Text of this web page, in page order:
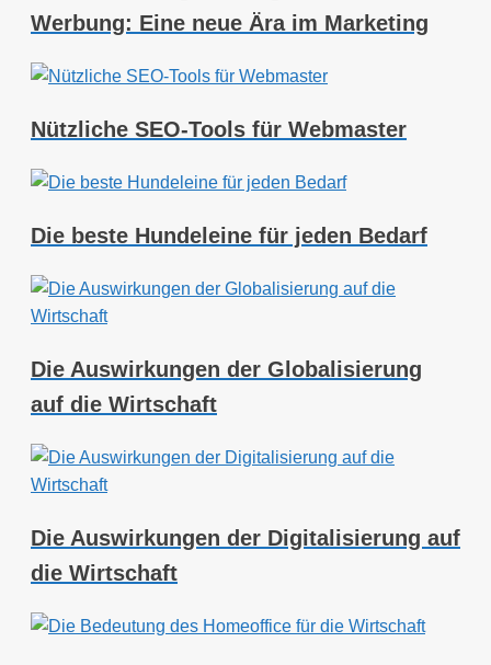
Werbung: Eine neue Ära im Marketing
Nützliche SEO-Tools für Webmaster
Die beste Hundeleine für jeden Bedarf
Die Auswirkungen der Globalisierung
auf die Wirtschaft
Die Auswirkungen der Digitalisierung auf
die Wirtschaft